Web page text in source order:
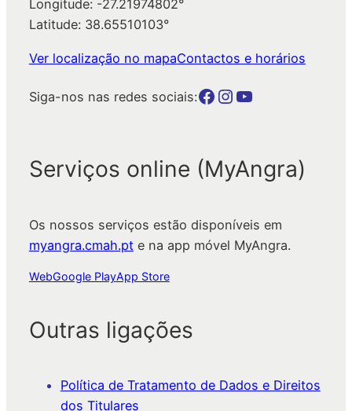
Longitude: -27.21974802°
Latitude: 38.65510103°
Ver localização no mapaContactos e horários
Siga-nos nas redes sociais:Botão para a página da autarquia no Facebook Botão para a página da autarquia no Instagram Botão para a página da autarquia no Youtube
Serviços online (MyAngra)
Os nossos serviços estão disponíveis em
myangra.cmah.pt e na app móvel MyAngra.
WebGoogle PlayApp Store
Outras ligações
Política de Tratamento de Dados e Direitos
dos Titulares